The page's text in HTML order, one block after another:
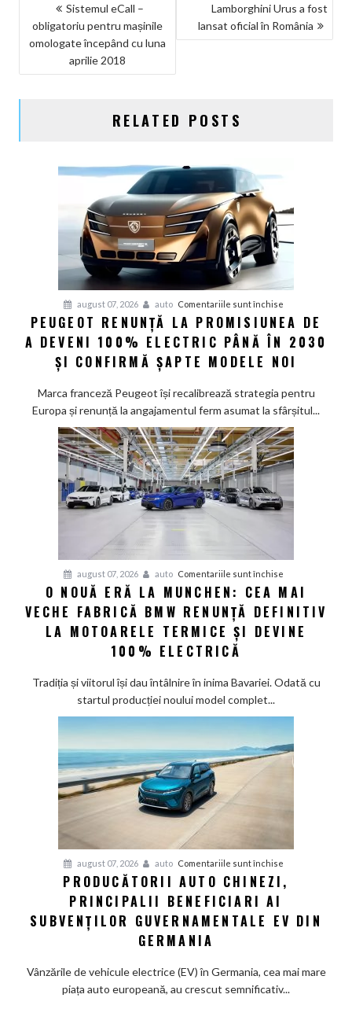
NAVIGARE
ÎN
ARTICOLE
Sistemul eCall –
obligatoriu pentru mașinile
omologate începând cu luna
aprilie 2018
Lamborghini Urus a fost
lansat oficial în România
RELATED POSTS
august 07, 2026 auto Comentariile sunt închise
Peugeot
renunță
la
de
a
100%
electric
până
2030
șapte
noi
PEUGEOT RENUNȚĂ LA PROMISIUNEA DE
A DEVENI 100% ELECTRIC PÂNĂ ÎN 2030
ȘI CONFIRMĂ ȘAPTE MODELE NOI
Marca franceză Peugeot își recalibrează strategia pentru
Europa și renunță la angajamentul ferm asumat la sfârșitul...
august 07, 2026 auto Comentariile sunt închise
O
nouă
eră
Cea
BMW
renunță
și
100%
O NOUĂ ERĂ LA MUNCHEN: CEA MAI
VECHE FABRICĂ BMW RENUNȚĂ DEFINITIV
LA MOTOARELE TERMICE ȘI DEVINE
100% ELECTRICĂ
Tradiția și viitorul își dau întâlnire în inima Bavariei. Odată cu
startul producției noului model complet...
august 07, 2026 auto Comentariile sunt închise
chinezi,
PRODUCĂTORII AUTO CHINEZI,
PRINCIPALII BENEFICIARI AI
SUBVENȚILOR GUVERNAMENTALE EV DIN
GERMANIA
Vânzările de vehicule electrice (EV) în Germania, cea mai mare
piața auto europeană, au crescut semnificativ...